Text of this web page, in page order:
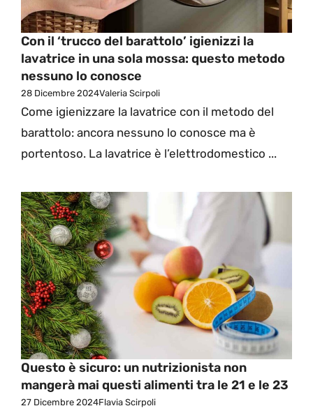
Con il ‘trucco del barattolo’ igienizzi la
lavatrice in una sola mossa: questo metodo
nessuno lo conosce
28 Dicembre 2024Valeria Scirpoli
Come igienizzare la lavatrice con il metodo del
barattolo: ancora nessuno lo conosce ma è
portentoso. La lavatrice è l’elettrodomestico ...
Questo è sicuro: un nutrizionista non
mangerà mai questi alimenti tra le 21 e le 23
27 Dicembre 2024Flavia Scirpoli